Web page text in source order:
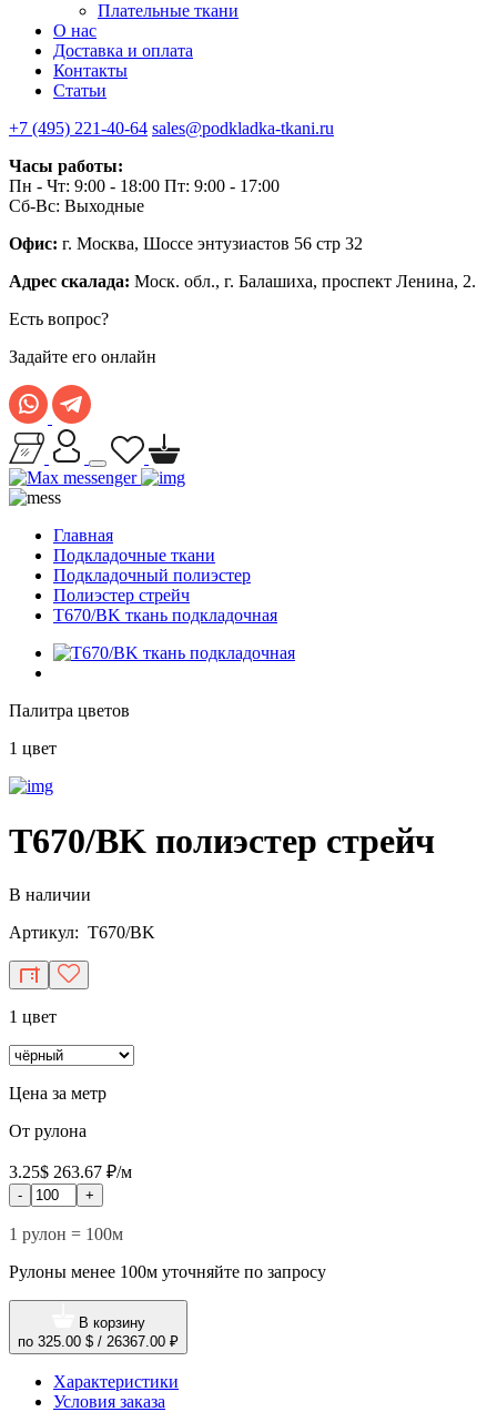
Плательные ткани
О нас
Доставка и оплата
Контакты
Статьи
+7 (495) 221-40-64 sales@podkladka-tkani.ru
Часы работы:
Пн - Чт: 9:00 - 18:00 Пт: 9:00 - 17:00
Сб-Вс: Выходные
Офис: г. Москва, Шоссе энтузиастов 56 стр 32
Адрес скалада: Моск. обл., г. Балашиха, проспект Ленина, 2.
Есть вопрос?
Задайте его онлайн
Главная
Подкладочные ткани
Подкладочный полиэстер
Полиэстер стрейч
T670/BK ткань подкладочная
Палитра цветов
1 цвет
T670/BK полиэстер стрейч
В наличии
Артикул: T670/BK
1 цвет
Цена за метр
От рулона
3.25$ 263.67 ₽/м
- +
1 рулон = 100м
Рулоны менее 100м уточняйте по запросу
В корзину
по 325.00 $ / 26367.00 ₽
Характеристики
Условия заказа